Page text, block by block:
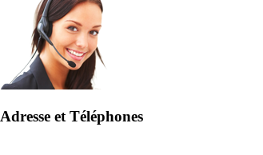
Adresse et Téléphones